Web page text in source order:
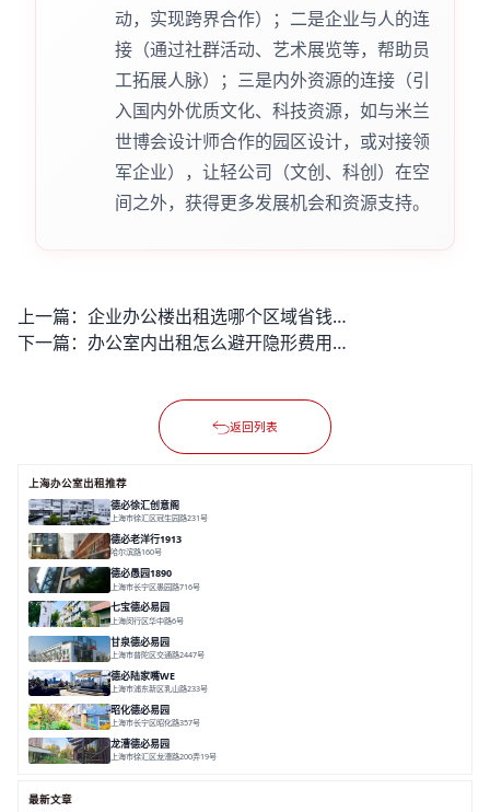
动，实现跨界合作）；二是企业与人的连
接（通过社群活动、艺术展览等，帮助员
工拓展人脉）；三是内外资源的连接（引
入国内外优质文化、科技资源，如与米兰
世博会设计师合作的园区设计，或对接领
军企业），让轻公司（文创、科创）在空
间之外，获得更多发展机会和资源支持。
上一篇：
企业办公楼出租选哪个区域省钱？免租期能争取半年以上吗？
下一篇：
办公室内出租怎么避开隐形费用？租后能灵活调整办公面积吗？
返回列表
上海办公室出租推荐
德必徐汇创意阁
上海市徐汇区冠生园路231号
德必老洋行1913
哈尔滨路160号
德必愚园1890
上海市长宁区愚园路716号
七宝德必易园
上海闵行区华中路6号
甘泉德必易园
上海市普陀区交通路2447号
德必陆家嘴WE
上海市浦东新区乳山路233号
昭化德必易园
上海市长宁区昭化路357号
龙漕德必易园
上海市徐汇区龙漕路200弄19号
最新文章